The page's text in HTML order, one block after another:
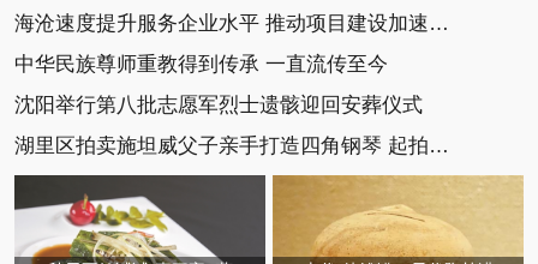
海沧速度提升服务企业水平 推动项目建设加速再加速
中华民族尊师重教得到传承 一直流传至今
沈阳举行第八批志愿军烈士遗骸迎回安葬仪式
湖里区拍卖施坦威父子亲手打造四角钢琴 起拍价22